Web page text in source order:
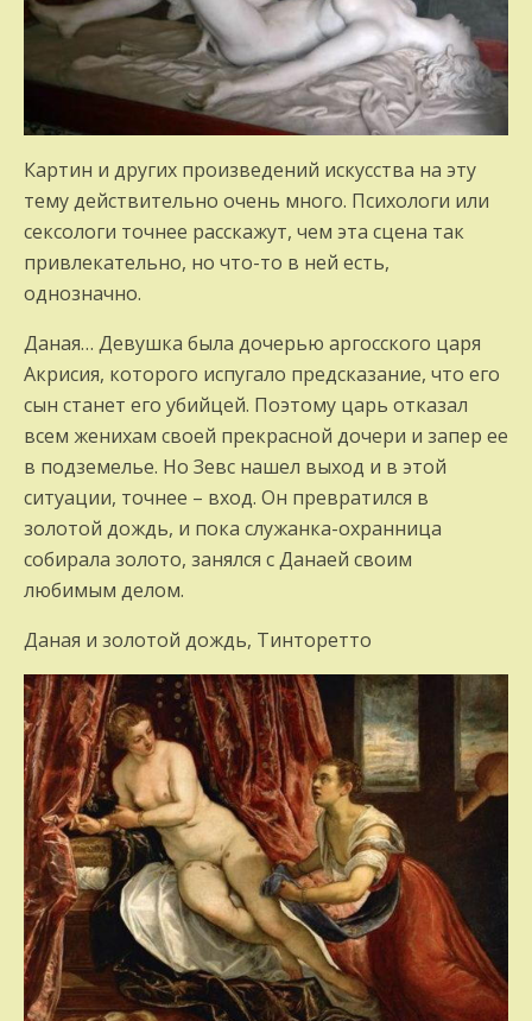
Картин и других произведений искусства на эту
тему действительно очень много. Психологи или
сексологи точнее расскажут, чем эта сцена так
привлекательно, но что-то в ней есть,
однозначно.
Даная… Девушка была дочерью аргосского царя
Акрисия, которого испугало предсказание, что его
сын станет его убийцей. Поэтому царь отказал
всем женихам своей прекрасной дочери и запер ее
в подземелье. Но Зевс нашел выход и в этой
ситуации, точнее – вход. Он превратился в
золотой дождь, и пока служанка-охранница
собирала золото, занялся с Данаей своим
любимым делом.
Даная и золотой дождь, Тинторетто